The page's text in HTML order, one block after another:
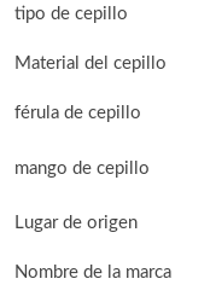
tipo de cepillo
Material del cepillo
férula de cepillo
mango de cepillo
Lugar de origen
Nombre de la marca